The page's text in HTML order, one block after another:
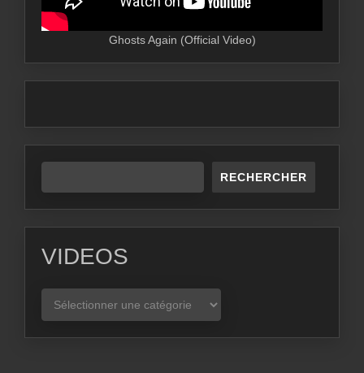
Ghosts Again (Official Video)
RECHERCHER
VIDEOS
VIDEOS